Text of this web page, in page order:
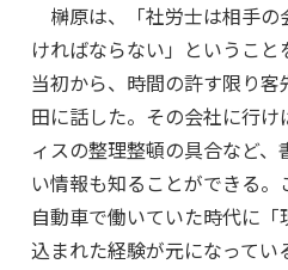
榊原は、「社労士は相手の
ければならない」というこ
当初から、時間の許す限り
田に話した。その会社に行
ィスの整理整頓の具合など
い情報も知ることができる
自動車で働いていた時代に
込まれた経験が元になってい